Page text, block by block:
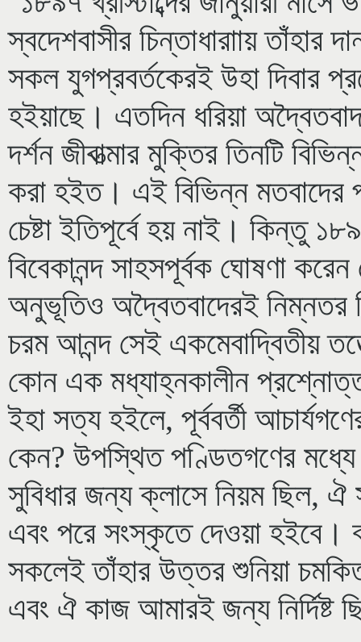
স্বদেশবাসীর চিন্তাধারাায়
সকল যুগপ্রবর্তকেরই উহা দিবার
হইয়াছে। এতদিন ধরিয়া
দর্শন জীবাত্মার মুক্তির তিনটি
করা হইত। এই বিভিন্ন মতবাদের
চেষ্টা ইতিপূর্বে হয় নাই। কিন্তু
বিবেকানন্দ সাহসপূর্বক ঘোষণা করেন
অনুভূতিও অদ্বৈতবাদেরই নিম্নতর
চরম আনন্দ সেই একমেবাদ্বিতীয়
কোন এক মধ্যাহ্নকালীন
ইহা সত্য হইলে, পূর্ববর্তী
কেন? উপস্থিত পণ্ডিতগণের মধ্যে
সুবিধার জন্য ক্লাসে নিয়ম ছিল,
এবং পরে সংস্কৃতে দেওয়া হইবে।
সকলেই তাঁহার উত্তর শুনিয়া
এবং ঐ কাজ আমারই জন্য নির্দিষ্ট